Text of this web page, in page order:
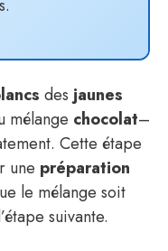
des jaunes
mélange chocolat–
Cette étape
une préparation
le mélange soit
suivante.